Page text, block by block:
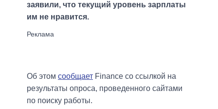
заявили, что текущий уровень зарплаты
им не нравится.
Об этом сообщает Finance со ссылкой на
результаты опроса, проведенного сайтами
по поиску работы.